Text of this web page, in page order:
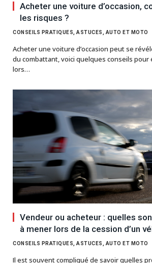
Acheter une voiture d’occasion,
les risques ?
CONSEILS PRATIQUES, ASTUCES, AUTO ET MOTO
Acheter une voiture d’occasion peut se
du combattant, voici quelques conseils pour
lors…
Vendeur ou acheteur : quelles
à mener lors de la cession d’un
CONSEILS PRATIQUES, ASTUCES, AUTO ET MOTO
Il est souvent compliqué de savoir quelles